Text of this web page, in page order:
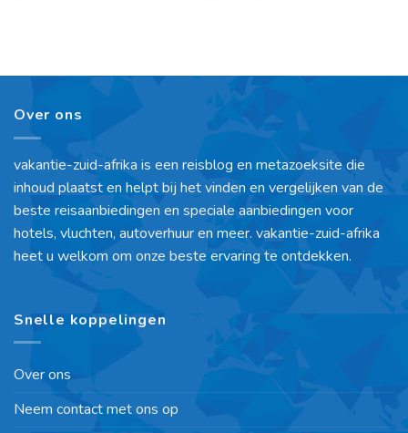
Over ons
vakantie-zuid-afrika is een reisblog en metazoeksite die
inhoud plaatst en helpt bij het vinden en vergelijken van de
beste reisaanbiedingen en speciale aanbiedingen voor
hotels, vluchten, autoverhuur en meer. vakantie-zuid-afrika
heet u welkom om onze beste ervaring te ontdekken.
Snelle koppelingen
Over ons
Neem contact met ons op